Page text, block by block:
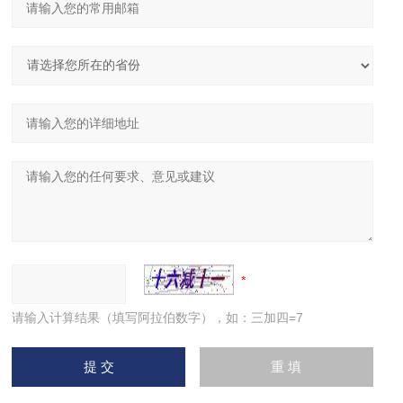
请输入计算结果（填写阿拉伯数字），如：三加四=7